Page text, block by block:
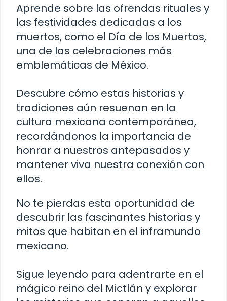
Aprende sobre las ofrendas rituales y
las festividades dedicadas a los
muertos, como el Día de los Muertos,
una de las celebraciones más
emblemáticas de México.
Descubre cómo estas historias y
tradiciones aún resuenan en la
cultura mexicana contemporánea,
recordándonos la importancia de
honrar a nuestros antepasados y
mantener viva nuestra conexión con
ellos.
No te pierdas esta oportunidad de
descubrir las fascinantes historias y
mitos que habitan en el inframundo
mexicano.
Sigue leyendo para adentrarte en el
mágico reino del Mictlán y explorar